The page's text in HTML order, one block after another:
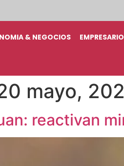
& NEGOCIOS
mayo,
reactivan